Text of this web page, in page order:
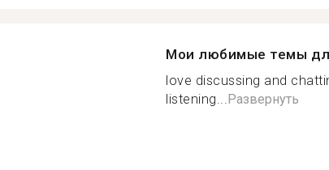
Мои любимые темы
love discussing and
listening...Развернуть